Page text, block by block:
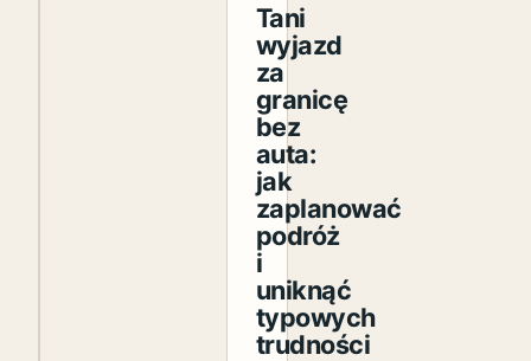
Tani
wyjazd
za
granicę
bez
auta:
jak
zaplanować
podróż
i
uniknąć
typowych
trudności